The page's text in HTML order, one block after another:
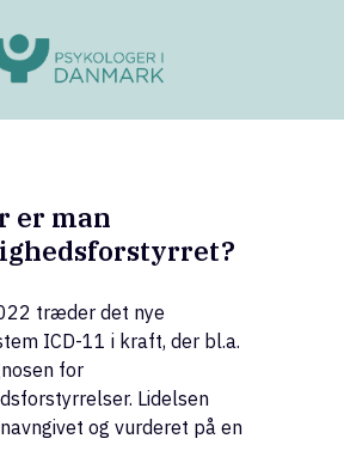
er man
træder det nye
ICD-11 i kraft, der bl.a.
for
Lidelsen
og vurderet på en